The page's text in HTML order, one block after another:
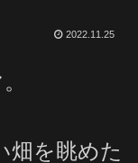
2022.11.25
畑を眺めた